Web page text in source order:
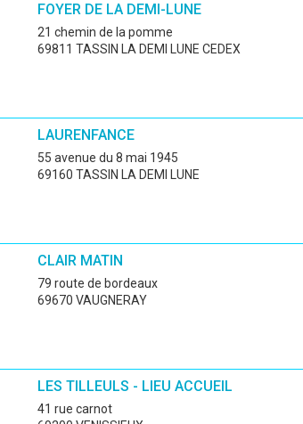
FOYER DE LA DEMI-LUNE
21 chemin de la pomme
69811 TASSIN LA DEMI LUNE CEDEX
LAURENFANCE
55 avenue du 8 mai 1945
69160 TASSIN LA DEMI LUNE
CLAIR MATIN
79 route de bordeaux
69670 VAUGNERAY
LES TILLEULS - LIEU ACCUEIL
41 rue carnot